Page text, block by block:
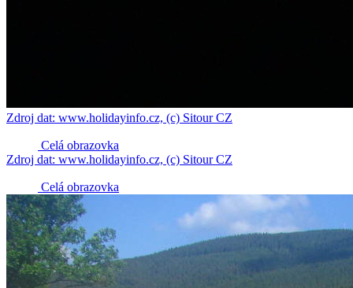
Zdroj dat: www.holidayinfo.cz, (c) Sitour CZ
Celá obrazovka
Zdroj dat: www.holidayinfo.cz, (c) Sitour CZ
Celá obrazovka